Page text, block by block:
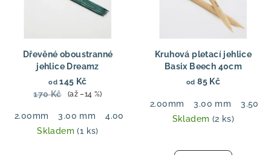
Dřevěné oboustranné
jehlice Dreamz
od 145 Kč
170 Kč
(až –14 %)
2.00mm 3.00 mm 4.00 mm 5.50 mm 6.00 mm
Skladem(1 ks)
Kruhová pletací jehlice
Basix Beech 40cm
od 85 Kč
2.00mm 3.00 mm
3.50
Skladem (2 ks)